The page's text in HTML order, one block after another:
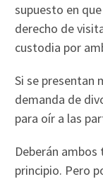
supuesto en
derecho de
custodia por
Si se presentan
demanda de
para oír a las
Deberán
principio. Pero